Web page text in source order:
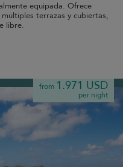
equipada. Ofrece
terrazas y cubiertas,
libre.
from 1.971 USD
per night